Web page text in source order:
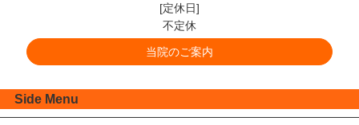
[定休日]
不定休
当院のご案内
Side Menu